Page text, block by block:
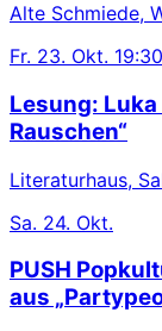
Alte Schmiede,
Fr. 23. Okt.
Lesung:
Rauschen“
Literaturhaus,
Sa. 24. Okt.
PUSH
aus